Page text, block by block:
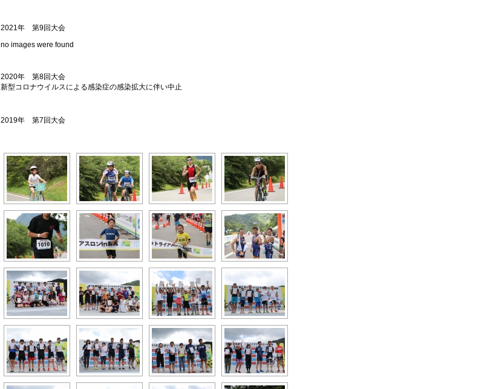
2021年 第9回大会
no images were found
2020年 第8回大会
新型コロナウイルスによる感染症の感染拡大に伴い中止
2019年 第7回大会